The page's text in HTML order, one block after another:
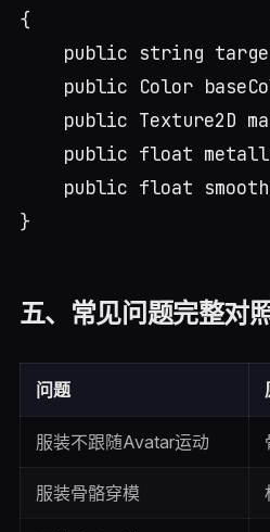
{
public string
public Color
public Texture2D
public float
public float
五、常见问题完整对
问题
服装不跟随Avatar运动
服装骨骼穿模